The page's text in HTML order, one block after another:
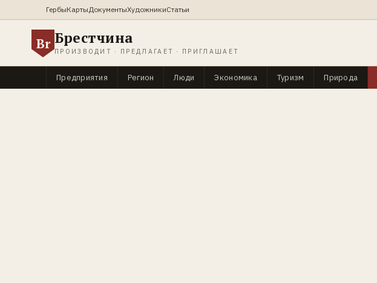
ГербыКартыДокументыХудожникиСтатьи
Br Брестчина
ПРОИЗВОДИТ · ПРЕДЛАГАЕТ · ПРИГЛАШАЕТ
Предприятия Регион Люди Экономика Туризм Природа